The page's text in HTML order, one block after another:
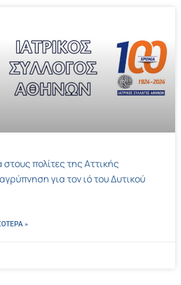
πολίτες της Αττικής
για τον ιό του Δυτικού
»